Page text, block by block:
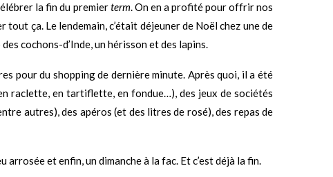
la fin du premierterm. On en a profité pour offrir nos
ça. Le lendemain, c’était déjeuner de Noël chez une de
cochons-d’Inde, un hérisson et des lapins.
pour du shopping de dernière minute. Après quoi, il a été
raclette, en tartiflette, en fondue…), des jeux de sociétés
autres), des apéros (et des litres de rosé), des repas de
et enfin, un dimanche à la fac. Et c’est déjà la fin.